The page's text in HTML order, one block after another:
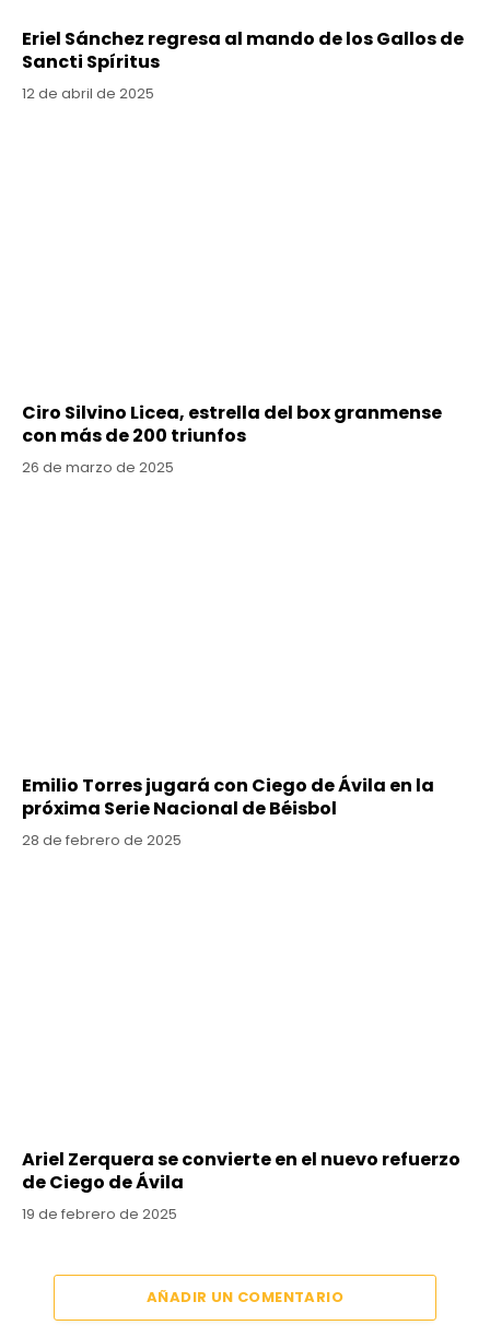
Eriel Sánchez regresa al mando de los Gallos de
Sancti Spíritus
12 de abril de 2025
Ciro Silvino Licea, estrella del box granmense
con más de 200 triunfos
26 de marzo de 2025
Emilio Torres jugará con Ciego de Ávila en la
próxima Serie Nacional de Béisbol
28 de febrero de 2025
Ariel Zerquera se convierte en el nuevo refuerzo
de Ciego de Ávila
19 de febrero de 2025
AÑADIR UN COMENTARIO